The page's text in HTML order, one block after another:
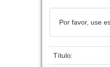
Por favor, use
Título: